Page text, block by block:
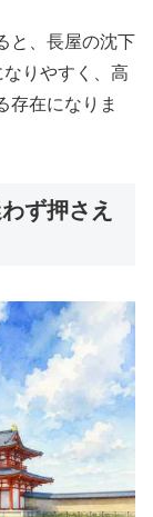
と、長屋の沈下
なりやすく、高
存在になりま
ず押さえ